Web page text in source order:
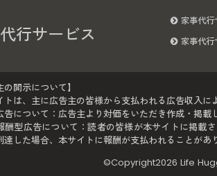
行サービス
家事代
家事代
の開示について】
トは、主に広告主の皆様から支払われる広告収入
告について：広告主より対価をいただき作成・掲
酬型広告について：読者の皆様が本サイトに掲
達した場合、本サイトに報酬が支払われることがあ
©Copyright2026 Life